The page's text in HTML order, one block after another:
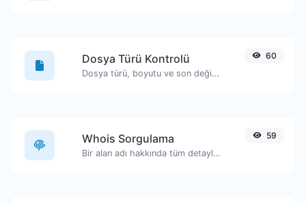
Dosya Türü Kontrolü
Dosya türü, boyutu ve son değiştirilme tarihi gibi bilgileri görüntüleyin.
60
Whois Sorgulama
Bir alan adı hakkında tüm detayları edinin.
59